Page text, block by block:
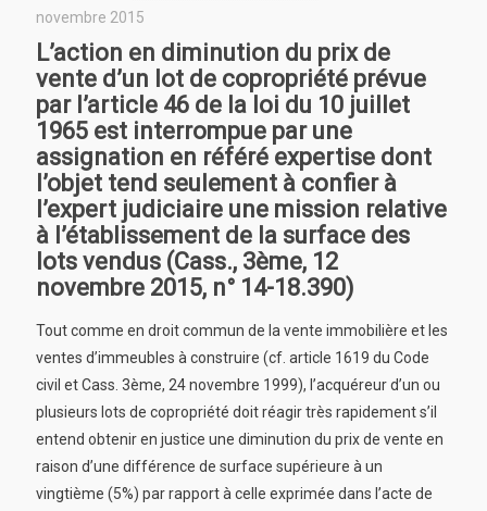
novembre 2015
L’action en diminution du prix de
vente d’un lot de copropriété prévue
par l’article 46 de la loi du 10 juillet
1965 est interrompue par une
assignation en référé expertise dont
l’objet tend seulement à confier à
l’expert judiciaire une mission relative
à l’établissement de la surface des
lots vendus (Cass., 3ème, 12
novembre 2015, n° 14-18.390)
Tout comme en droit commun de la vente immobilière et les
ventes d’immeubles à construire (cf. article 1619 du Code
civil et Cass. 3ème, 24 novembre 1999), l’acquéreur d’un ou
plusieurs lots de copropriété doit réagir très rapidement s’il
entend obtenir en justice une diminution du prix de vente en
raison d’une différence de surface supérieure à un
vingtième (5%) par rapport à celle exprimée dans l’acte de